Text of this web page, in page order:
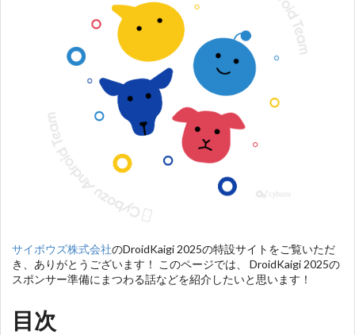
サイボウズ株式会社のDroidKaigi 2025の特設サイトをご覧いただ
き、ありがとうございます！ このページでは、 DroidKaigi 2025の
スポンサー準備にまつわる話などを紹介したいと思います！
目次